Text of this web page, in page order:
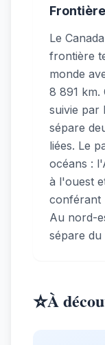
Le
frontière
monde
8 891 km.
suivie par
sépare
liées. Le
océans :
à l'ouest
conférant
Au nord-
sépare du
⭐À